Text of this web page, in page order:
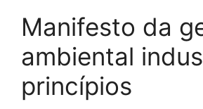
Manifesto da
ambiental
princípios